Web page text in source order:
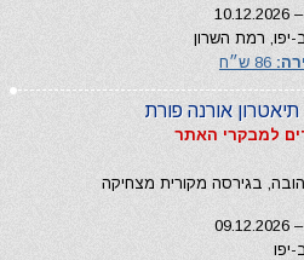
יפו, רמת השרון
אורנה פורת
למבקרי האתר
בגירסה מקורית מצחיקה
יפו